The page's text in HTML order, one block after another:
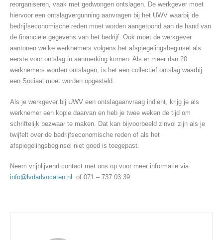
reorganiseren, vaak met gedwongen ontslagen. De werkgever moet
hiervoor een ontslagvergunning aanvragen bij het UWV waarbij de
bedrijfseconomische reden moet worden aangetoond aan de hand van
de financiële gegevens van het bedrijf. Ook moet de werkgever
aantonen welke werknemers volgens het afspiegelingsbeginsel als
eerste voor ontslag in aanmerking komen. Als er meer dan 20
werknemers worden ontslagen, is het een collectief ontslag waarbij
een Sociaal moet worden opgesteld.
Als je werkgever bij UWV een ontslagaanvraag indient, krijg je als
werknemer een kopie daarvan en heb je twee weken de tijd om
schriftelijk bezwaar te maken. Dat kan bijvoorbeeld zinvol zijn als je
twijfelt over de bedrijfseconomische reden of als het
afspiegelingsbeginsel niet goed is toegepast.
Neem vrijblijvend contact met ons op voor meer informatie via
info@lvdadvocaten.nl
of 071 – 737 03 39